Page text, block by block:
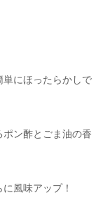
単にほったらかしで
ン酢とごま油の香
風味アップ！